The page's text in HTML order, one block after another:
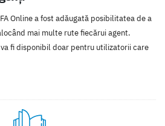
Online a fost adăugată posibilitatea de a
mai multe rute fiecărui agent.
fi disponibil doar pentru utilizatorii care